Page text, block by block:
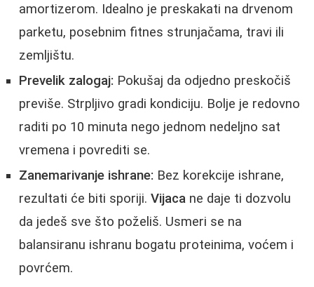
amortizerom. Idealno je preskakati na drvenom
parketu, posebnim fitnes strunjačama, travi ili
zemljištu.
Prevelik zalogaj: Pokušaj da odjedno preskočiš
previše. Strpljivo gradi kondiciju. Bolje je redovno
raditi po 10 minuta nego jednom nedeljno sat
vremena i povrediti se.
Zanemarivanje ishrane: Bez korekcije ishrane,
rezultati će biti sporiji. Vijaca ne daje ti dozvolu
da jedeš sve što poželiš. Usmeri se na
balansiranu ishranu bogatu proteinima, voćem i
povrćem.